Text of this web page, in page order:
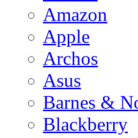
Amazon
Apple
Archos
Asus
Barnes &
Blackberry